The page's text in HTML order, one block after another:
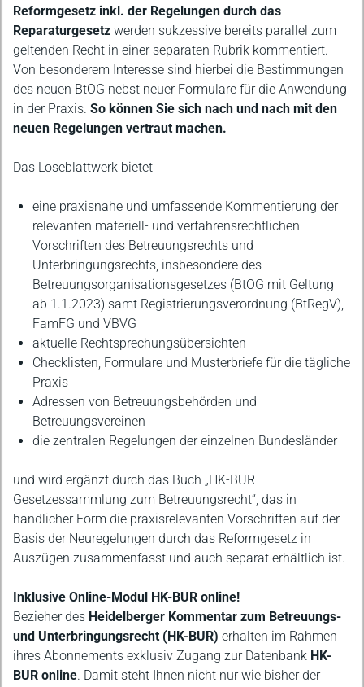
Reformgesetz inkl. der Regelungen durch das
Reparaturgesetz werden sukzessive bereits parallel zum
geltenden Recht in einer separaten Rubrik kommentiert.
Von besonderem Interesse sind hierbei die Bestimmungen
des neuen BtOG nebst neuer Formulare für die Anwendung
in der Praxis. So können Sie sich nach und nach mit den
neuen Regelungen vertraut machen.
Das Loseblattwerk bietet
eine praxisnahe und umfassende Kommentierung der
relevanten materiell- und verfahrensrechtlichen
Vorschriften des Betreuungsrechts und
Unterbringungsrechts, insbesondere des
Betreuungsorganisationsgesetzes (BtOG mit Geltung
ab 1.1.2023) samt Registrierungsverordnung (BtRegV),
FamFG und VBVG
aktuelle Rechtsprechungsübersichten
Checklisten, Formulare und Musterbriefe für die tägliche
Praxis
Adressen von Betreuungsbehörden und
Betreuungsvereinen
die zentralen Regelungen der einzelnen Bundesländer
und wird ergänzt durch das Buch „HK-BUR
Gesetzessammlung zum Betreuungsrecht“, das in
handlicher Form die praxisrelevanten Vorschriften auf der
Basis der Neuregelungen durch das Reformgesetz in
Auszügen zusammenfasst und auch separat erhältlich ist.
Inklusive Online-Modul HK-BUR online!
Bezieher des Heidelberger Kommentar zum Betreuungs-
und Unterbringungsrecht (HK-BUR) erhalten im Rahmen
ihres Abonnements exklusiv Zugang zur Datenbank HK-
BUR online. Damit steht Ihnen nicht nur wie bisher der